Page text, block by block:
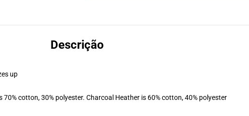
Descrição
up
cotton, 30% polyester. Charcoal Heather is 60% cotton, 40% polyester